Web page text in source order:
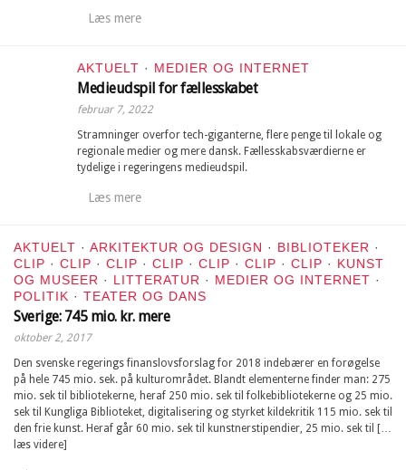
Læs mere
AKTUELT · MEDIER OG INTERNET
Medieudspil for fællesskabet
februar 7, 2022
Stramninger overfor tech-giganterne, flere penge til lokale og
regionale medier og mere dansk. Fællesskabsværdierne er
tydelige i regeringens medieudspil.
Læs mere
AKTUELT · ARKITEKTUR OG DESIGN · BIBLIOTEKER ·
CLIP · CLIP · CLIP · CLIP · CLIP · CLIP · CLIP · KUNST
OG MUSEER · LITTERATUR · MEDIER OG INTERNET ·
POLITIK · TEATER OG DANS
Sverige: 745 mio. kr. mere
oktober 2, 2017
Den svenske regerings finanslovsforslag for 2018 indebærer en forøgelse
på hele 745 mio. sek. på kulturområdet. Blandt elementerne finder man: 275
mio. sek til bibliotekerne, heraf 250 mio. sek til folkebibliotekerne og 25 mio.
sek til Kungliga Biblioteket, digitalisering og styrket kildekritik 115 mio. sek til
den frie kunst. Heraf går 60 mio. sek til kunstnerstipendier, 25 mio. sek til […
læs videre]